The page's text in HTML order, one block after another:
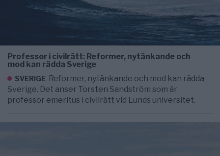
Professor i civilrätt: Reformer, nytänkande och
mod kan rädda Sverige
SVERIGE Reformer, nytänkande och mod kan rädda
Sverige. Det anser Torsten Sandström som är
professor emeritus i civilrätt vid Lunds universitet.